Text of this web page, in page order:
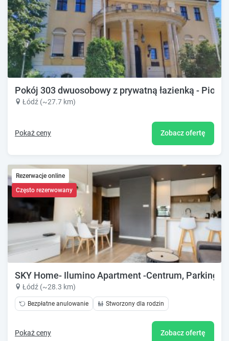
Pokój 303 dwuosobowy z prywatną łazienką -
Łódź (~27.7 km)
Pokaż ceny Zobacz ofertę
Rezerwacje online
Często rezerwowany
SKY Home- Ilumino Apartment -Centrum, Parking,
Łódź (~28.3 km)
Bezpłatne anulowanie Stworzony dla rodzin
Pokaż ceny Zobacz ofertę